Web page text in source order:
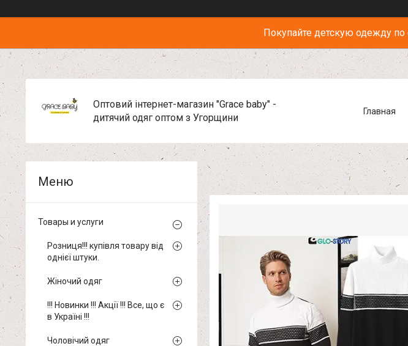
Покупайте детскую одежду
Оптовий інтернет-магазин "Grace baby" -
дитячий одяг оптом з Угорщини
Главная
Товары и услуги
Розниця!!! купівля товару від
однієї штуки.
Жіночий одяг
!!! Новинки !!! Акції !!! Все, що є
в Україні !!!
Чоловічий одяг